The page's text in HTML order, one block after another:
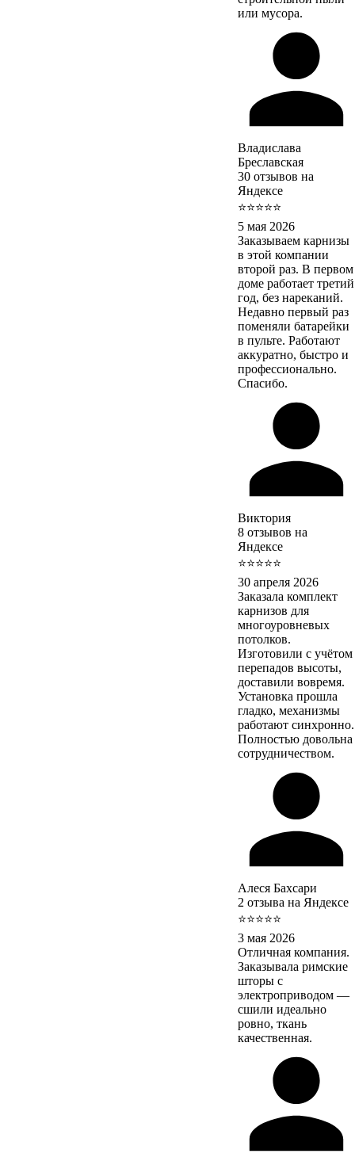
или мусора.
Владислава
Бреславская
30 отзывов на
Яндексе
⭐⭐⭐⭐⭐
5 мая 2026
Заказываем карнизы
в этой компании
второй раз. В первом
доме работает третий
год, без нареканий.
Недавно первый раз
поменяли батарейки
в пульте. Работают
аккуратно, быстро и
профессионально.
Спасибо.
Виктория
8 отзывов на
Яндексе
⭐⭐⭐⭐⭐
30 апреля 2026
Заказала комплект
карнизов для
многоуровневых
потолков.
Изготовили с учётом
перепадов высоты,
доставили вовремя.
Установка прошла
гладко, механизмы
работают синхронно.
Полностью довольна
сотрудничеством.
Алеся Бахсари
2 отзыва на Яндексе
⭐⭐⭐⭐⭐
3 мая 2026
Отличная компания.
Заказывала римские
шторы с
электроприводом —
сшили идеально
ровно, ткань
качественная.